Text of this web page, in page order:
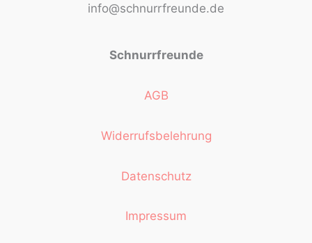
info@schnurrfreunde.de
Schnurrfreunde
AGB
Widerrufsbelehrung
Datenschutz
Impressum